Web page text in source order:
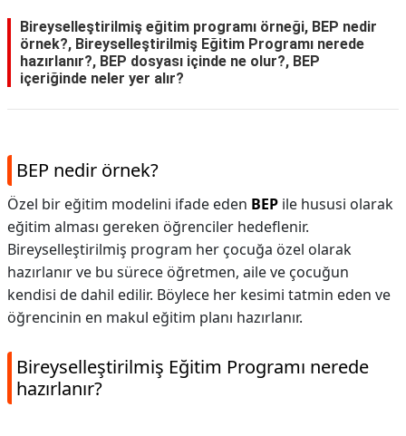
Bireyselleştirilmiş eğitim programı örneği, BEP nedir
örnek?, Bireyselleştirilmiş Eğitim Programı nerede
hazırlanır?, BEP dosyası içinde ne olur?, BEP
içeriğinde neler yer alır?
BEP nedir örnek?
Özel bir eğitim modelini ifade eden BEP ile hususi olarak
eğitim alması gereken öğrenciler hedeflenir.
Bireyselleştirilmiş program her çocuğa özel olarak
hazırlanır ve bu sürece öğretmen, aile ve çocuğun
kendisi de dahil edilir. Böylece her kesimi tatmin eden ve
öğrencinin en makul eğitim planı hazırlanır.
Bireyselleştirilmiş Eğitim Programı nerede
hazırlanır?